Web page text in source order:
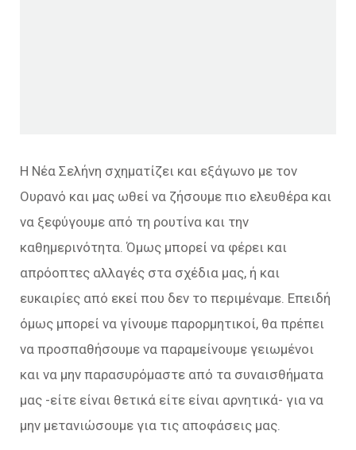
Η Νέα Σελήνη σχηματίζει και εξάγωνο με τον
Ουρανό και μας ωθεί να ζήσουμε πιο ελευθέρα και
να ξεφύγουμε από τη ρουτίνα και την
καθημερινότητα. Όμως μπορεί να φέρει και
απρόοπτες αλλαγές στα σχέδια μας, ή και
ευκαιρίες από εκεί που δεν το περιμέναμε. Επειδή
όμως μπορεί να γίνουμε παρορμητικοί, θα πρέπει
να προσπαθήσουμε να παραμείνουμε γειωμένοι
και να μην παρασυρόμαστε από τα συναισθήματα
μας -είτε είναι θετικά είτε είναι αρνητικά- για να
μην μετανιώσουμε για τις αποφάσεις μας.